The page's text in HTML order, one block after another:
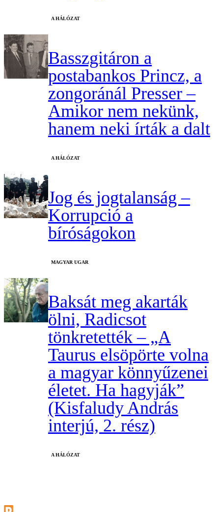
A HÁLÓZAT
Basszgitáron a
postabankos Princz, a
zongoránál Presser –
Amikor nem nekünk,
hanem neki írták a dalt
A HÁLÓZAT
Jog és jogtalanság –
Korrupció a
bíróságokon
MAGYAR UGAR
Baksát meg akarták
ölni, Radicsot
tönkretették – „A
Taurus elsöpörte volna
a magyar könnyűzenei
életet. Ha hagyják”
(Kisfaludy András
interjú, 2. rész)
A HÁLÓZAT